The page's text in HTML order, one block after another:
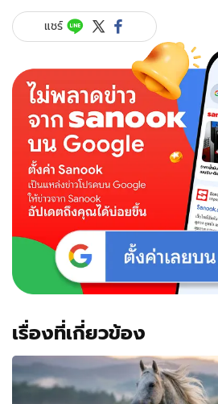
ได้
จริง
เจอ
ป้าย
คำถาม
อยาก
ตอบ
ต้อง
2
ถึง
เจอ
เฉลย
แชร์
เรื่องที่เกี่ยวข้อง